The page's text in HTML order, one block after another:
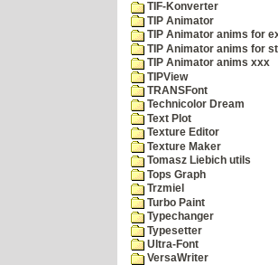
TIF-Konverter
TIP Animator
TIP Animator anims for
TIP Animator anims for
TIP Animator anims xxx
TIPView
TRANSFont
Technicolor Dream
Text Plot
Texture Editor
Texture Maker
Tomasz Liebich utils
Tops Graph
Trzmiel
Turbo Paint
Typechanger
Typesetter
Ultra-Font
VersaWriter